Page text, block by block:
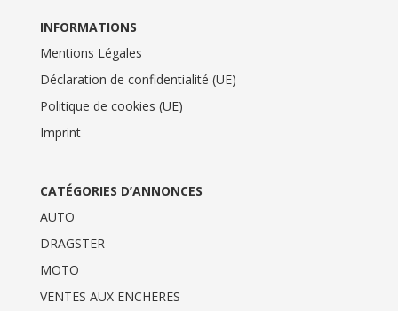
INFORMATIONS
Mentions Légales
Déclaration de confidentialité (UE)
Politique de cookies (UE)
Imprint
CATÉGORIES D’ANNONCES
AUTO
DRAGSTER
MOTO
VENTES AUX ENCHERES